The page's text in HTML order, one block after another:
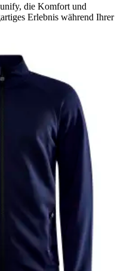
die Komfort und
Erlebnis während Ihrer